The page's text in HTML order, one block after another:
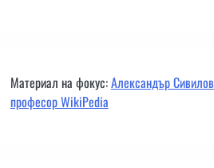
Материал на фокус:Александър
професор WikiPedia